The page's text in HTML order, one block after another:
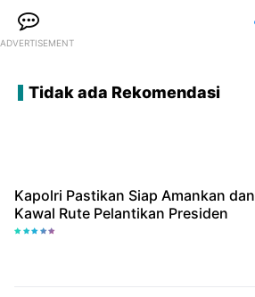
ADVERTISEMENT
Tidak ada Rekomendasi
Kapolri Pastikan Siap Amankan dan
Kawal Rute Pelantikan Presiden